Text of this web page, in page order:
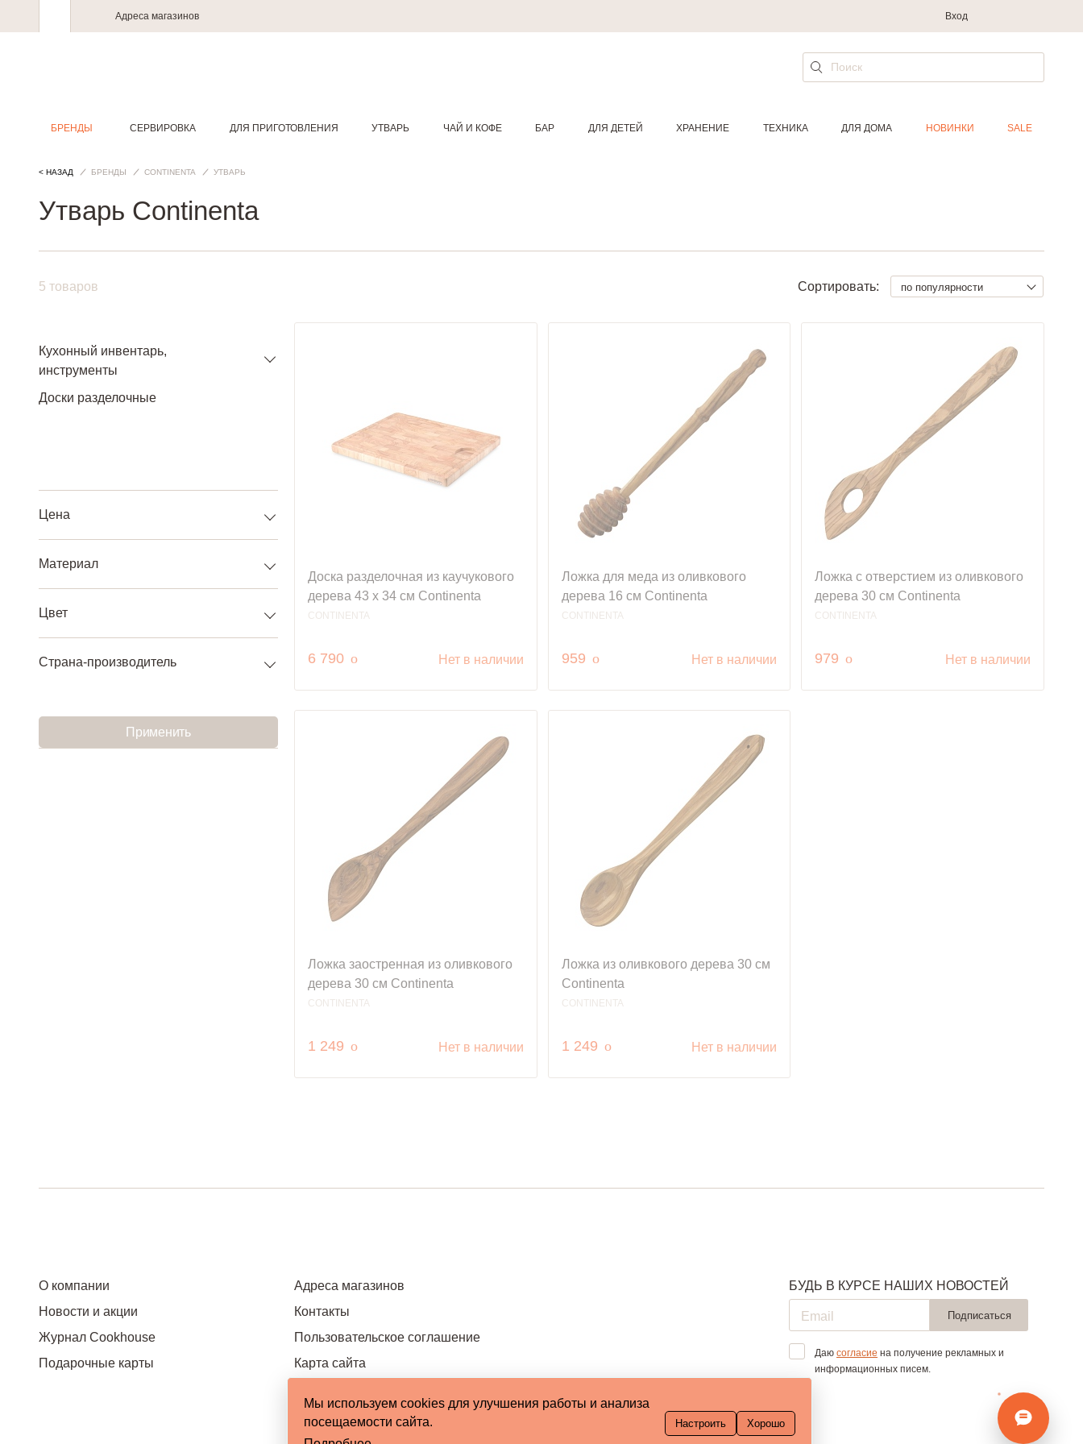
Адреса магазинов Вход
БРЕНДЫ СЕРВИРОВКА ДЛЯ ПРИГОТОВЛЕНИЯ УТВАРЬ ЧАЙ И КОФЕ БАР ДЛЯ ДЕТЕЙ ХРАНЕНИЕ ТЕХНИКА ДЛЯ ДОМА НОВИНКИ SALE
< НАЗАД БРЕНДЫ CONTINENTA УТВАРЬ
Утварь Continenta
5 товаров Сортировать: по популярности
Кухонный инвентарь,
инструменты
Доски разделочные
Цена
Материал
Цвет
Страна-производитель
Применить
Доска разделочная из каучукового
дерева 43 х 34 см Continenta
CONTINENTA
6 790 руб.
o Нет в наличии
Ложка для меда из оливкового
дерева 16 см Continenta
CONTINENTA
959 руб.
o Нет в наличии
Ложка с отверстием из оливкового
дерева 30 см Continenta
CONTINENTA
979 руб.
o Нет в наличии
Ложка заостренная из оливкового
дерева 30 см Continenta
CONTINENTA
1 249 руб.
o Нет в наличии
Ложка из оливкового дерева 30 см
Continenta
CONTINENTA
1 249 руб.
o Нет в наличии
О компании
Новости и акции
Журнал Cookhouse
Подарочные карты
Адреса магазинов
Контакты
Пользовательское соглашение
Карта сайта
БУДЬ В КУРСЕ НАШИХ НОВОСТЕЙ
Подписаться
Даюсогласие на получение рекламных и
информационных писем.
Мы используем cookies для улучшения работы и анализа
посещаемости сайта.
Настроить Хорошо